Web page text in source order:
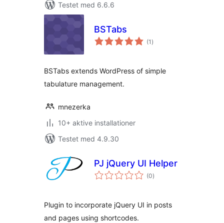
Testet med 6.6.6
BSTabs
(1 totale
bedømmelser
)
BSTabs extends WordPress of simple
tabulature management.
mnezerka
10+ aktive installationer
Testet med 4.9.30
PJ jQuery UI Helper
(0totale
bedømmelser
)
Plugin to incorporate jQuery UI in posts
and pages using shortcodes.